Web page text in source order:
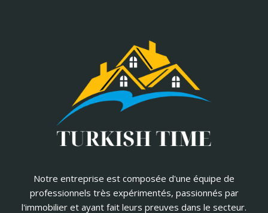
Notre entreprise est composée d'une équipe de
professionnels très expérimentés, passionnés par
l'immobilier et ayant fait leurs preuves dans le secteur.